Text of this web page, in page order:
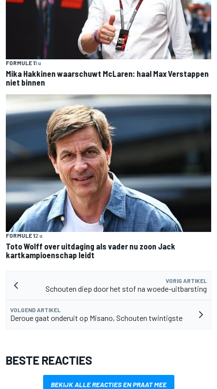
FORMULE 11 u
Mika Hakkinen waarschuwt McLaren: haal Max Verstappen
niet binnen
FORMULE 12 u
Toto Wolff over uitdaging als vader nu zoon Jack
kartkampioenschap leidt
VORIG ARTIKEL
Schouten diep door het stof na woede-uitbarsting
VOLGEND ARTIKEL
Deroue gaat onderuit op Misano, Schouten twintigste
BESTE REACTIES
BEKIJK ALLE REACTIES EN PRAAT MEE